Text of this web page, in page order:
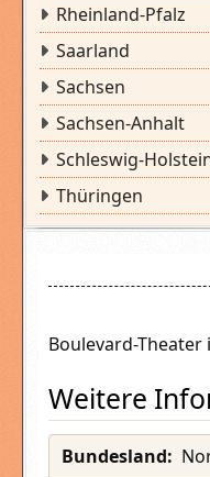
Rheinland-Pfalz
Saarland
Sachsen
Sachsen-Anhalt
Schleswig-
Thüringen
Boulevard-
Weitere
Bundesland: